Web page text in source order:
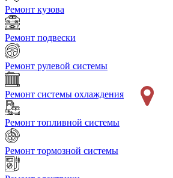
Ремонт кузова
Ремонт подвески
Ремонт рулевой системы
Ремонт системы охлаждения
Ремонт топливной системы
Ремонт тормозной системы